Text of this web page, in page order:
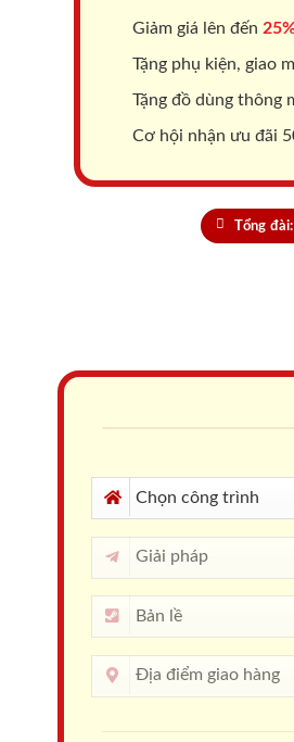
Giảm giá lên đến
Tặng phụ kiện, giao
Tặng đồ dùng thông
Cơ hội nhận ưu đãi
Tổng